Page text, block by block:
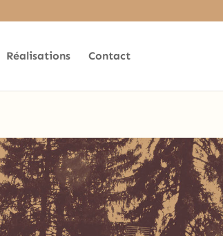
Réalisations Contact